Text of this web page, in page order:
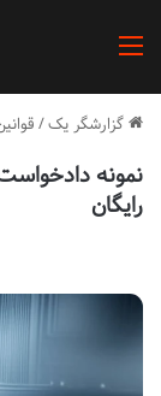
گزارشگر یک/
نمونه
رایگان